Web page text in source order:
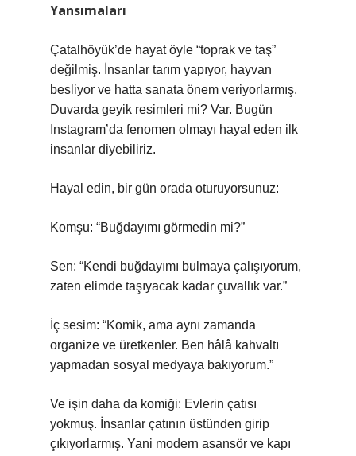
Yansımaları
Çatalhöyük’de hayat öyle “toprak ve taş”
değilmiş. İnsanlar tarım yapıyor, hayvan
besliyor ve hatta sanata önem veriyorlarmış.
Duvarda geyik resimleri mi? Var. Bugün
Instagram’da fenomen olmayı hayal eden ilk
insanlar diyebiliriz.
Hayal edin, bir gün orada oturuyorsunuz:
Komşu: “Buğdayımı görmedin mi?”
Sen: “Kendi buğdayımı bulmaya çalışıyorum,
zaten elimde taşıyacak kadar çuvallık var.”
İç sesim: “Komik, ama aynı zamanda
organize ve üretkenler. Ben hâlâ kahvaltı
yapmadan sosyal medyaya bakıyorum.”
Ve işin daha da komiği: Evlerin çatısı
yokmuş. İnsanlar çatının üstünden girip
çıkıyorlarmış. Yani modern asansör ve kapı